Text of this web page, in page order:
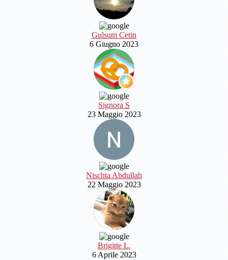
Gulsum Cetin
6 Giugno 2023
Signora S
23 Maggio 2023
Nischta Abdullah
22 Maggio 2023
Brigitte L.
6 Aprile 2023